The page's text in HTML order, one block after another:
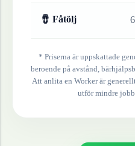
🪘 Fåtölj
* Priserna är uppskattade
beroende på avstånd,
Att anlita en Worker är
utför mindre